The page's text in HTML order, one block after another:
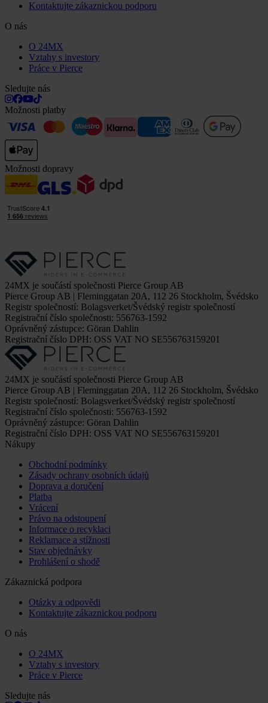
Kontaktujte zákaznickou podporu
O nás
O 24MX
Vztahy s investory
Práce v Pierce
Sledujte nás
Možnosti platby
Možnosti dopravy
24MX je součástí společnosti Pierce Group AB
Pierce Group AB | Fleminggatan 20A, 112 26 Stockholm, Švédsko
Registr společností: Bolagsverket/Švédský registr společností
Registrační číslo společnosti: 556763-1592
Oprávněný zástupce: Göran Dahlin
Registrační číslo DPH: OSS VAT NO SE556763159201
24MX je součástí společnosti Pierce Group AB
Pierce Group AB | Fleminggatan 20A, 112 26 Stockholm, Švédsko
Registr společností: Bolagsverket/Švédský registr společností
Registrační číslo společnosti: 556763-1592
Oprávněný zástupce: Göran Dahlin
Registrační číslo DPH: OSS VAT NO SE556763159201
Nákupy
Obchodní podmínky
Zásady ochrany osobních údajů
Doprava a doručení
Platba
Vrácení
Právo na odstoupení
Informace o recyklaci
Reklamace a stížnosti
Stav objednávky
Prohlášení o shodě
Zákaznická podpora
Otázky a odpovědi
Kontaktujte zákaznickou podporu
O nás
O 24MX
Vztahy s investory
Práce v Pierce
Sledujte nás